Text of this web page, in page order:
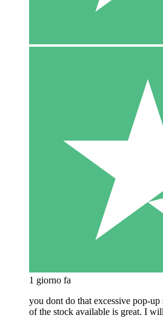
1 giorno fa
you dont do that excessive pop-
of the stock available is great. I